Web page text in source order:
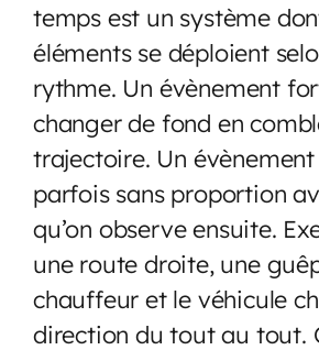
temps est un système
éléments se déploient
rythme. Un évènement
changer de fond en
trajectoire. Un
parfois sans proportion
qu’on observe ensuite.
une route droite, une
chauffeur et le véhicule
direction du tout au tout.